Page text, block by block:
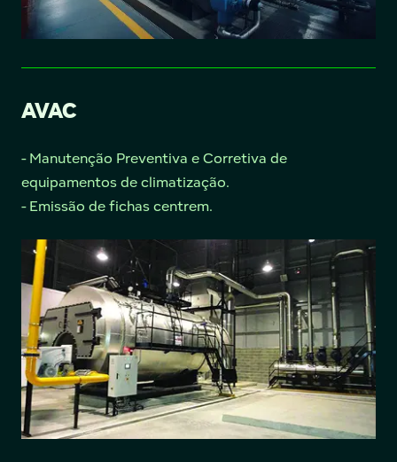
AVAC
- Manutenção Preventiva e Corretiva de
equipamentos de climatização.
- Emissão de fichas centrem.